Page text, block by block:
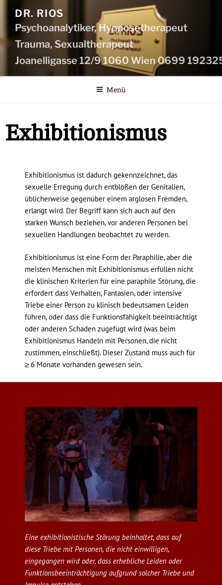
DR. RIOS
Psychoanalytiker, Hypnosetherapeut
Menü
Exhibitionismus
Exhibitionismus ist dadurch gekennzeichnet, das
sexuelle Erregung durch entblößen der Genitalien,
üblicherweise gegenüber einem arglosen Fremden,
erlangt wird. Der Begriff kann sich auch auf den
starken Wunsch beziehen, vor anderen Personen bei
sexuellen Handlungen beobachtet zu werden.
Exhibitionismus ist eine Form der Paraphilie, aber die
meisten Menschen mit Exhibitionismus erfüllen nicht
die klinischen Kriterien für eine paraphile Störung, die
erfordert dass Verhalten, Fantasien, oder intensive
Triebe einer Person zu klinisch bedeutsamen Leiden
führen, oder dass die Funktionsfähigkeit beeinträchtigt
oder anderen Schaden zugefügt wird (was beim
Exhibitionismus Handeln mit Personen, die nicht
zustimmen, einschließt). Dieser Zustand muss auch für
≥ 6 Monate vorhanden gewesen sein.
Eine exhibitionistische Störung beinhaltet, dass auf
diese Triebe mit Personen, die nicht einwilligen,
eingegangen wird oder, dass erhebliche Leiden oder
Funktionsbeeinträchtigung aufgrund solcher Triebe und